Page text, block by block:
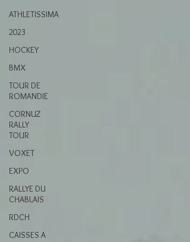
ATHLETISSIMA
2023
HOCKEY
BMX
TOUR DE
ROMANDIE
CORNUZ
RALLY
TOUR
VOXET
EXPO
RALLYE DU
CHABLAIS
RDCH
CAISSES A